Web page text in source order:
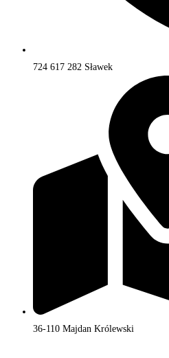
724 617 282 Sławek
36-110 Majdan Królewski